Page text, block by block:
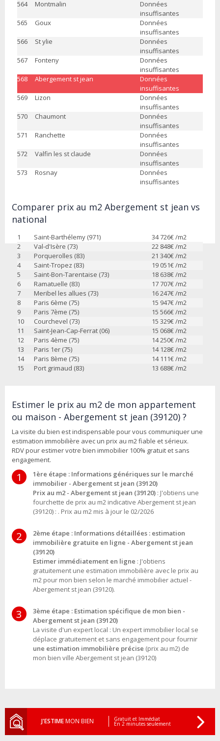
564 Montmalin
Données
insuffisantes
565
Goux
Données
insuffisantes
566
St ylie
Données
insuffisantes
567
Fonteny
Données
insuffisantes
568
Abergement st jean
Données
insuffisantes
569
Lizon
Données
insuffisantes
570
Chaumont
Données
insuffisantes
571
Ranchette
Données
insuffisantes
572
Valfin les st claude
Données
insuffisantes
573
Rosnay
Données
insuffisantes
Comparer prix au m2 Abergement st jean vs
national
1 Saint-Barthélemy (971) 34 726€ /m2
2
Val-d'Isère (73) 22 848€ /m2
3
Porquerolles (83) 21 340€ /m2
4
Saint-Tropez (83) 19 051€ /m2
5
Saint-Bon-Tarentaise (73) 18 638€ /m2
6
Ramatuelle (83) 17 707€ /m2
7
Meribel les allues (73) 16 247€ /m2
8
Paris 6ème (75) 15 947€ /m2
9
Paris 7ème (75) 15 566€ /m2
10
Courchevel (73) 15 329€ /m2
11
Saint-Jean-Cap-Ferrat (06) 15 068€ /m2
12
Paris 4ème (75) 14 250€ /m2
13
Paris 1er (75) 14 128€ /m2
14
Paris 8ème (75) 14 111€ /m2
15
Port grimaud (83) 13 688€ /m2
Estimer le prix au m2 de mon appartement
ou maison - Abergement st jean (39120) ?
La visite du bien est indispensable pour vous communiquer une
estimation immobilière avec un prix au m2 fiable et sérieux.
RDV pour estimer votre bien immobilier 100% gratuit et sans
engagement.
1
1ère étape : Informations génériques sur le marché
immobilier - Abergement st jean (39120)
Prix au m2 - Abergement st jean (39120) : J'obtiens une
fourchette de prix au m2 indicative Abergement st jean
(39120) : . Prix au m2 mis à jour le 02/2026
2
2ème étape : Informations détaillées : estimation
immobilière gratuite en ligne - Abergement st jean
(39120)
Estimer immédiatement en ligne : J'obtiens
gratuitement une estimation immobilière avec le prix au
m2 pour mon bien selon le marché immobilier actuel -
Abergement st jean (39120).
3
3ème étape : Estimation spécifique de mon bien -
Abergement st jean (39120)
La visite d'un expert local : Un expert immobilier local se
déplace gratuitement et sans engagement pour fournir
une estimation immobilière précise (prix au m2) de
mon bien ville Abergement st jean (39120)
J'ESTIMEMON BIEN Gratuit et Immédiat
En 2 minutes seulement